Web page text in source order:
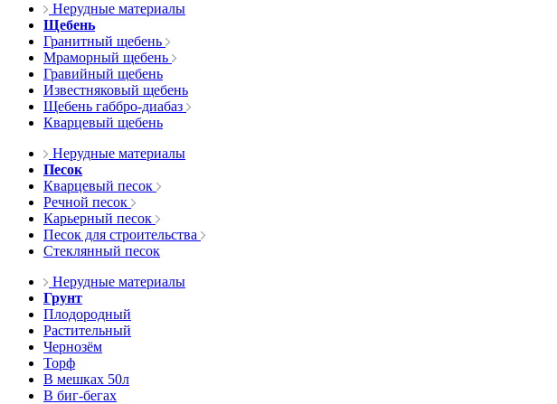
Нерудные материалы
Щебень
Гранитный щебень
Мраморный щебень
Гравийный щебень
Известняковый щебень
Щебень габбро-диабаз
Кварцевый щебень
Нерудные материалы
Песок
Кварцевый песок
Речной песок
Карьерный песок
Песок для строительства
Стеклянный песок
Нерудные материалы
Грунт
Плодородный
Растительный
Чернозём
Торф
В мешках 50л
В биг-бегах